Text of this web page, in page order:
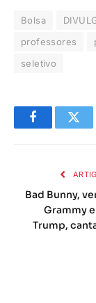
Bolsa
professores
seletivo
Facebook
Bad Bunny,
Grammy
Trump,